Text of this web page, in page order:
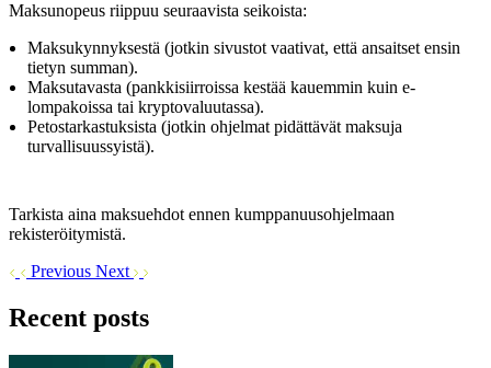
Maksunopeus riippuu seuraavista seikoista:
Maksukynnyksestä (jotkin sivustot vaativat, että ansaitset ensin
tietyn summan).
Maksutavasta (pankkisiirroissa kestää kauemmin kuin e-
lompakoissa tai kryptovaluutassa).
Petostarkastuksista (jotkin ohjelmat pidättävät maksuja
turvallisuussyistä).
Tarkista aina maksuehdot ennen kumppanuusohjelmaan
rekisteröitymistä.
Previous Next
Recent posts